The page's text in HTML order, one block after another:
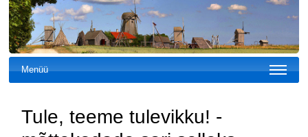
Menüü
Tule, teeme tulevikku! -